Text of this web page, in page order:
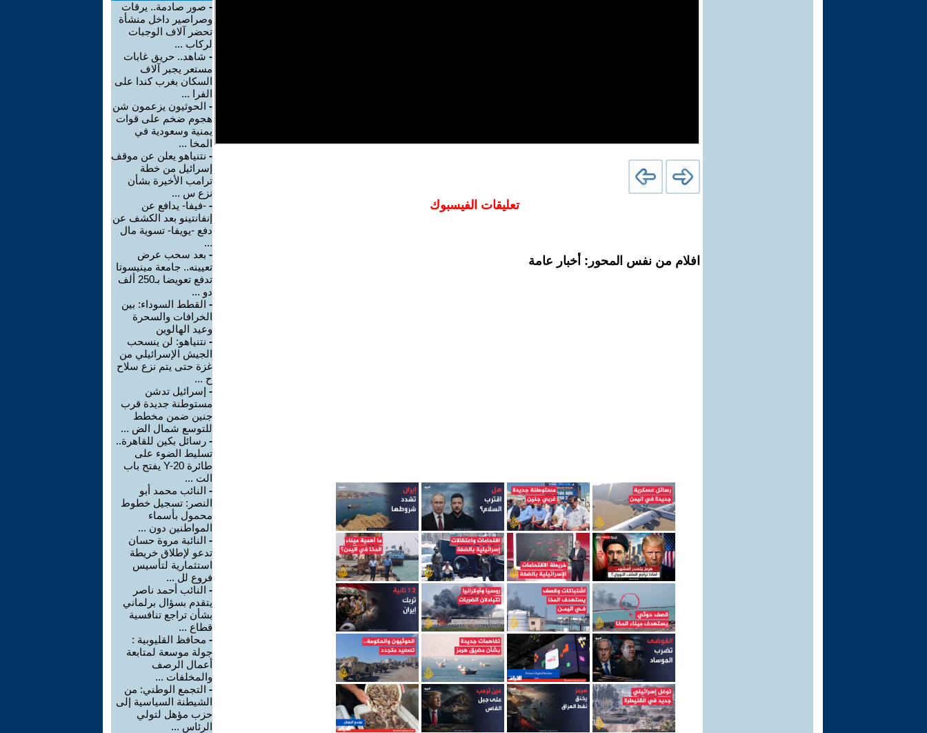
تعليقات الفيسبوك
افلام من نفس المحور: أخبار عامة
- صور صادمة.. يرقات
وصراصير داخل منشأة
تحضر آلاف الوجبات
لركاب ...
- شاهد.. حريق غابات
مستعر يجبر آلاف
السكان بغرب كندا على
الفرا ...
- الحوثيون يزعمون شن
هجوم ضخم على قوات
يمنية وسعودية في
المخا ...
- نتنياهو يعلن عن موقف
إسرائيل من خطة
ترامب الأخيرة بشأن
نزع س ...
- -فيفا- يدافع عن
إنفانتينو بعد الكشف عن
دفع -يويفا- تسوية مال
...
- بعد سحب عرض
تعيينه.. جامعة مينيسوتا
تدفع تعويضا بـ250 ألف
دو ...
- القطط السوداء: بين
الخرافات والسحرة
وعيد الهالوين
- نتنياهو: لن ينسحب
الجيش الإسرائيلي من
غزة حتى يتم نزع سلاح
ح ...
- إسرائيل تدشن
مستوطنة جديدة قرب
جنين ضمن مخطط
للتوسع شمال الض ...
- رسائل بكين للقاهرة..
تسليط الضوء على
طائرة Y-20 يفتح باب
الت ...
- النائب محمد أبو
النصر: تسجيل خطوط
محمول بأسماء
المواطنين دون ...
- النائبة مروة حسان
تدعو لإطلاق خريطة
استثمارية لتأسيس
فروع لل ...
- النائب أحمد ناصر
يتقدم بسؤال برلماني
بشأن تراجع تنافسية
قطاع ...
- محافظ القليوبية :
جولة موسعة لمتابعة
أعمال الرصف
والمخلفات ...
- التجمع الوطني: من
الشيطنة السياسية إلى
حزب مؤهل لتولي
الرئاس ...